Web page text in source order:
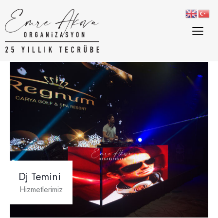
Dj Temini
Hizmetlerimiz